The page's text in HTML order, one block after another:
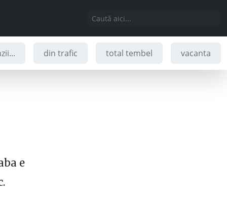
din trafic total tembel vacanta
e